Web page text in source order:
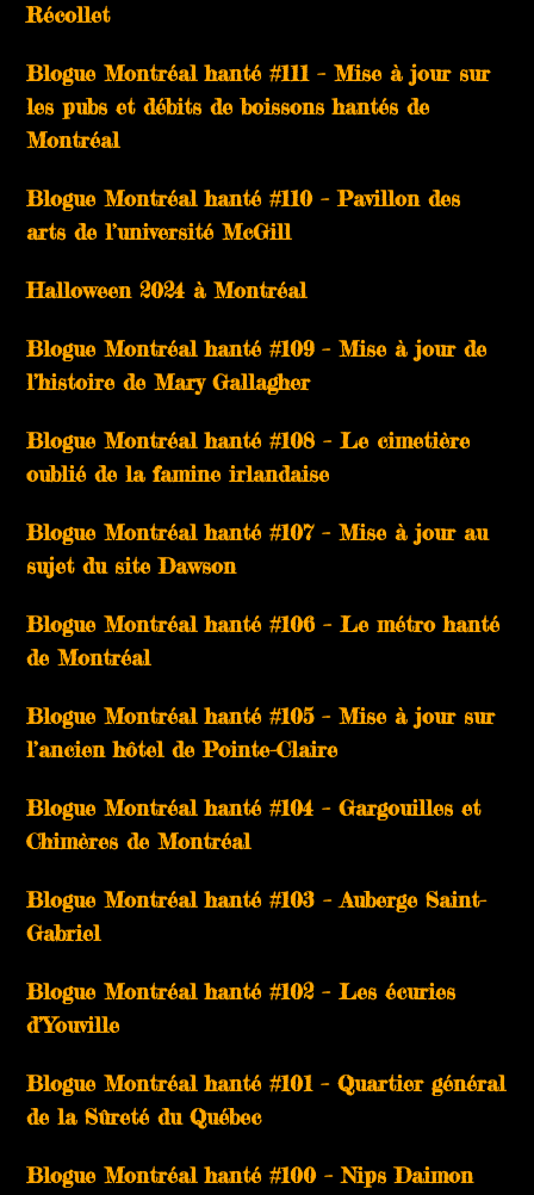
Récollet
Blogue Montréal hanté #111 – Mise à jour sur
les pubs et débits de boissons hantés de
Montréal
Blogue Montréal hanté #110 – Pavillon des
arts de l’université McGill
Halloween 2024 à Montréal
Blogue Montréal hanté #109 – Mise à jour de
l’histoire de Mary Gallagher
Blogue Montréal hanté #108 – Le cimetière
oublié de la famine irlandaise
Blogue Montréal hanté #107 – Mise à jour au
sujet du site Dawson
Blogue Montréal hanté #106 – Le métro hanté
de Montréal
Blogue Montréal hanté #105 – Mise à jour sur
l’ancien hôtel de Pointe-Claire
Blogue Montréal hanté #104 – Gargouilles et
Chimères de Montréal
Blogue Montréal hanté #103 – Auberge Saint-
Gabriel
Blogue Montréal hanté #102 – Les écuries
d’Youville
Blogue Montréal hanté #101 – Quartier général
de la Sûreté du Québec
Blogue Montréal hanté #100 – Nips Daimon